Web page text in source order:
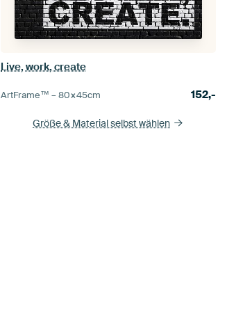
Live, work, create
ArtFrame™ –80×45cm 152,-
Größe & Material selbst wählen